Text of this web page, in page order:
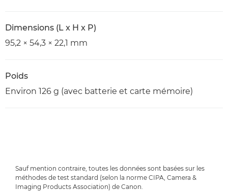
Dimensions (L x H x P)
95,2 × 54,3 × 22,1 mm
Poids
Environ 126 g (avec batterie et carte mémoire)
Sauf mention contraire, toutes les données sont basées sur les
méthodes de test standard (selon la norme CIPA, Camera &
Imaging Products Association) de Canon.